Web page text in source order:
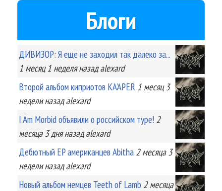
Блоги
ДИВИЗОР: Я еще не заходил так далеко за...
1 месяц 1 неделяназад alexard
Второй альбом киприотов KA'APER 1 месяц 3
неделиназад alexard
I Am Morbid объявили о российском туре! 2
месяца 3 дняназад alexard
Дебютный EP американцев Abitha 2 месяца 3
неделиназад alexard
Новый альбом немцев Teeth of Lamb 2 месяца